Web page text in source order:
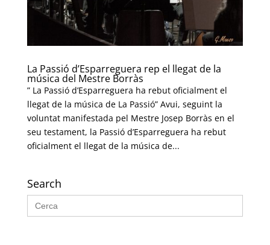
La Passió d’Esparreguera rep el llegat de la
música del Mestre Borràs
” La Passió d’Esparreguera ha rebut oficialment el
llegat de la música de La Passió” Avui, seguint la
voluntat manifestada pel Mestre Josep Borràs en el
seu testament, la Passió d’Esparreguera ha rebut
oficialment el llegat de la música de...
Search
Search
for: